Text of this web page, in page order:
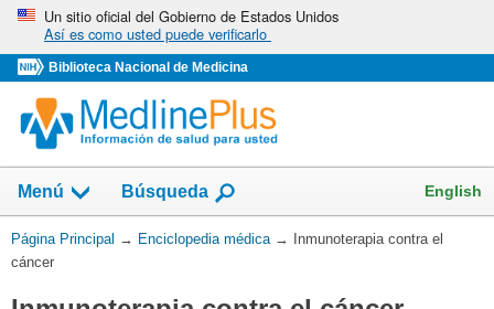
Omita
vaya
al
Contenido
Un sitio oficial del Gobierno de Estados Unidos
Así es como usted puede verificarlo
Biblioteca Nacional de Medicina
Menú Búsqueda English
Usted
está
Página Principal → Enciclopedia médica → Inmunoterapia contra el
cáncer